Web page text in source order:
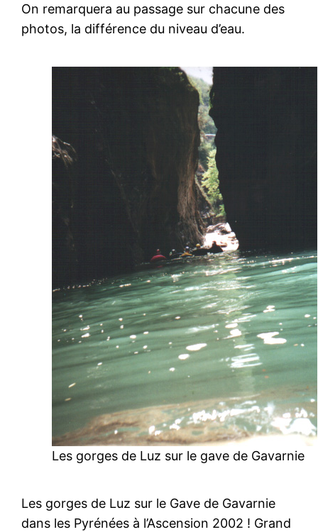
On remarquera au passage sur chacune des
photos, la différence du niveau d’eau.
Les gorges de Luz sur le gave de Gavarnie
Les gorges de Luz sur le Gave de Gavarnie
dans les Pyrénées à l’Ascension 2002 ! Grand